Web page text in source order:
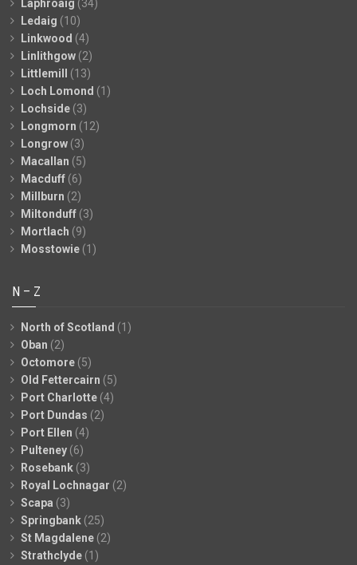
Laphroaig (34)
Ledaig (10)
Linkwood (4)
Linlithgow (2)
Littlemill
(13)
Loch Lomond (1)
Lochside (3)
Longmorn (12)
Longrow (3)
Macallan (5)
Macduff (6)
Millburn (2)
Miltonduff (3)
Mortlach (9)
Mosstowie (1)
N – Z
North of Scotland (1)
Oban (2)
Octomore (5)
Old Fettercairn (5)
Port Charlotte (4)
Port Dundas (2)
Port Ellen (4)
Pulteney (6)
Rosebank (3)
Royal Lochnagar (2)
Scapa (3)
Springbank (25)
St Magdalene (2)
Strathclyde (1)